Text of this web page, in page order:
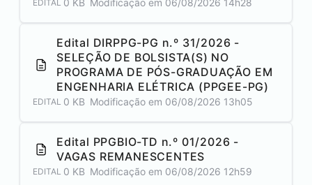
EDITAL 0 KB Modificação em 06/08/2026 14h28
Edital DIRPPG-PG n.º 31/2026 -
SELEÇÃO DE BOLSISTA(S) NO
PROGRAMA DE PÓS-GRADUAÇÃO EM
ENGENHARIA ELÉTRICA (PPGEE-PG)
EDITAL 0 KB Modificação em 06/08/2026 13h05
Edital PPGBIO-TD n.º 01/2026 -
VAGAS REMANESCENTES
EDITAL 0 KB Modificação em 06/08/2026 12h59